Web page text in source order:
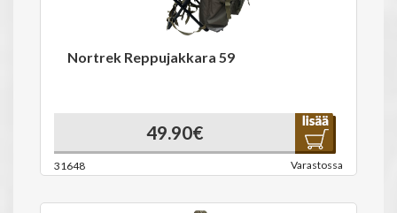
Nortrek Reppujakkara 59
49.90€
31648 Varastossa